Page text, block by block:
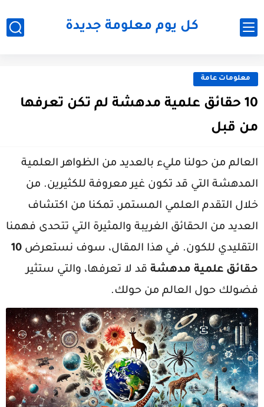
كل يوم معلومة جديدة
معلومات عامة
10 حقائق علمية مدهشة لم تكن تعرفها
من قبل
العالم من حولنا مليء بالعديد من الظواهر العلمية
المدهشة التي قد تكون غير معروفة للكثيرين. من
خلال التقدم العلمي المستمر، تمكنا من اكتشاف
العديد من الحقائق الغريبة والمثيرة التي تتحدى فهمنا
التقليدي للكون. في هذا المقال، سوف نستعرض 10
حقائق علمية مدهشة قد لا تعرفها، والتي ستثير
فضولك حول العالم من حولك.